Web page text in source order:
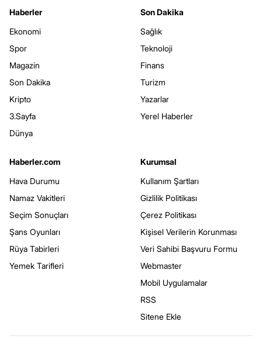
Haberler
Ekonomi
Spor
Magazin
Son Dakika
Kripto
3.Sayfa
Dünya
Son Dakika
Sağlık
Teknoloji
Finans
Turizm
Yazarlar
Yerel Haberler
Haberler.com
Hava Durumu
Namaz Vakitleri
Seçim Sonuçları
Şans Oyunları
Rüya Tabirleri
Yemek Tarifleri
Kurumsal
Kullanım Şartları
Gizlilik Politikası
Çerez Politikası
Kişisel Verilerin Korunması
Veri Sahibi Başvuru Formu
Webmaster
Mobil Uygulamalar
RSS
Sitene Ekle